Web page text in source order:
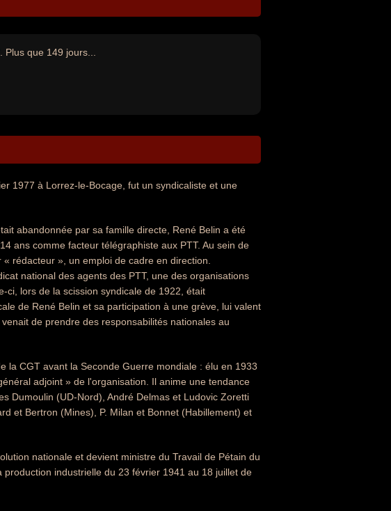
. Plus que 149 jours...
1977 à Lorrez-le-Bocage, fut un syndicaliste et une
abandonnée par sa famille directe, René Belin a été
ans comme facteur télégraphiste aux PTT. Au sein de
rédacteur », un emploi de cadre en direction.
national des agents des PTT, une des organisations
ci, lors de la scission syndicale de 1922, était
de René Belin et sa participation à une grève, lui valent
de prendre des responsabilités nationales au
la CGT avant la Seconde Guerre mondiale : élu en 1933
adjoint » de l'organisation. Il anime une tendance
Dumoulin (UD-Nord), André Delmas et Ludovic Zoretti
et Bertron (Mines), P. Milan et Bonnet (Habillement) et
nationale et devient ministre du Travail de Pétain du
industrielle du 23 février 1941 au 18 juillet de